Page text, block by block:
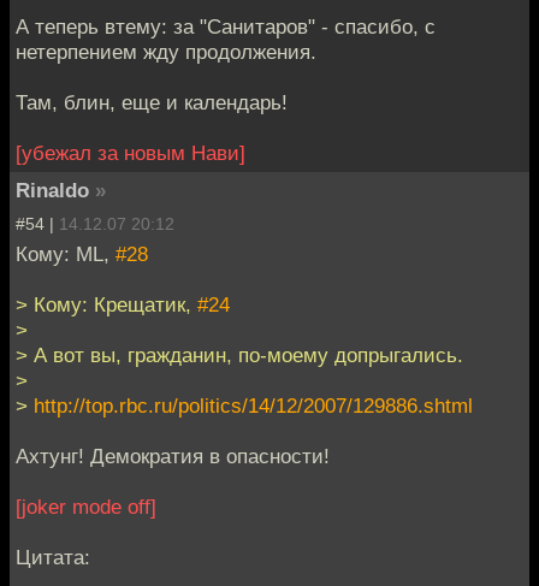
А теперь втему: за "Санитаров" - спасибо, с
нетерпением жду продолжения.
Там, блин, еще и календарь!
[убежал за новым Нави]
Rinaldo »
#54 | 14.12.07 20:12
Кому: ML, #28
> Кому: Крещатик, #24
>
> А вот вы, гражданин, по-моему допрыгались.
>
> http://top.rbc.ru/politics/14/12/2007/129886.shtml
Ахтунг! Демократия в опасности!
[joker mode off]
Цитата: